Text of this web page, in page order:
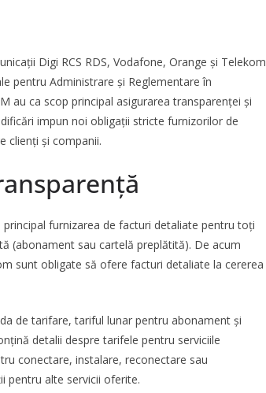
Digi RCS RDS, Vodafone, Orange și Telekom
pentru Administrare și Reglementare în
au ca scop principal asigurarea transparenței și
impun noi obligații stricte furnizorilor de
clienți și companii.
furnizarea de facturi detaliate pentru toți
(abonament sau cartelă preplătită). De acum
sunt obligate să ofere facturi detaliate la cererea
de tarifare, tariful lunar pentru abonament și
detalii despre tarifele pentru serviciile
conectare, instalare, reconectare sau
pentru alte servicii oferite.